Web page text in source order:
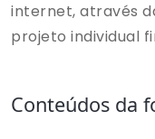
internet, através
projeto individual
Conteúdos da